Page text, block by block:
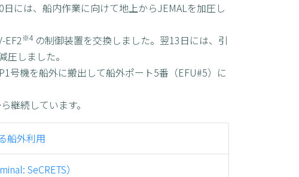
には、船内作業に向けて地上からJEMALを加圧し
※4 の制御装置を交換しました。翌13日には、引
しました。
号機を船外に搬出して船外ポート5番（EFU#5）に
継続しています。
船外利用
SeCRETS）